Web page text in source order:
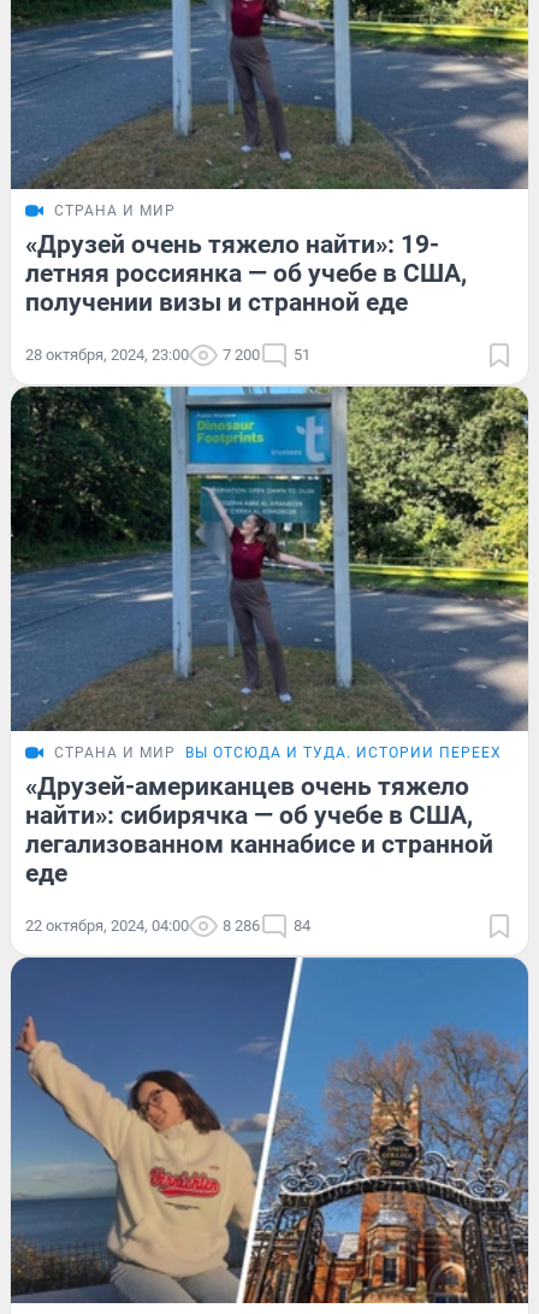
СТРАНА И МИР
«Друзей очень тяжело найти»: 19-
летняя россиянка — об учебе в США,
получении визы и странной еде
28 октября, 2024, 23:00 7 200 51
СТРАНА И МИР ВЫ ОТСЮДА И ТУДА. ИСТОРИИ
«Друзей-американцев очень тяжело
найти»: сибирячка — об учебе в США,
легализованном каннабисе и странной
еде
22 октября, 2024, 04:00 8 286 84